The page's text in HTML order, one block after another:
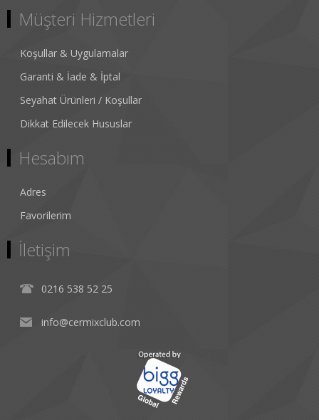
Müşteri Hizmetleri
Koşullar & Uygulamalar
Garanti & İade & İptal
Seyahat Ürünleri / Koşullar
Dikkat Edilecek Hususlar
Hesabım
Adres
Favorilerim
İletişim
0216 538 52 25
info@cermixclub.com